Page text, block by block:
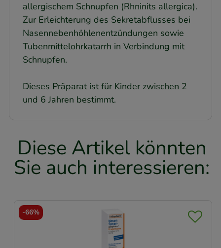
allergischem Schnupfen (Rhninits allergica).
Zur Erleichterung des Sekretabflusses bei
Nasennebenhöhlenentzündungen sowie
Tubenmittelohrkatarrh in Verbindung mit
Schnupfen.
Dieses Präparat ist für Kinder zwischen 2
und 6 Jahren bestimmt.
Diese Artikel könnten
Sie auch interessieren:
-33,5%